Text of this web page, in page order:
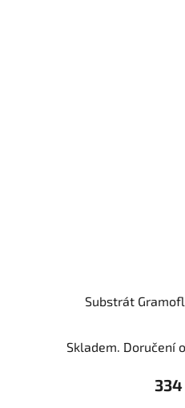
Substrát
Skladem. Doručení
334